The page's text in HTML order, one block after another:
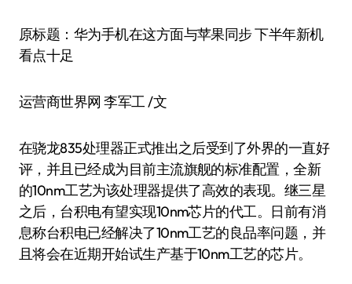
原标题：华为手机在这方面与苹果同步 下半年新机
看点十足
运营商世界网 李军工 /文
在骁龙835处理器正式推出之后受到了外界的一直好
评，并且已经成为目前主流旗舰的标准配置，全新
的10nm工艺为该处理器提供了高效的表现。继三星
之后，台积电有望实现10nm芯片的代工。日前有消
息称台积电已经解决了10nm工艺的良品率问题，并
且将会在近期开始试生产基于10nm工艺的芯片。